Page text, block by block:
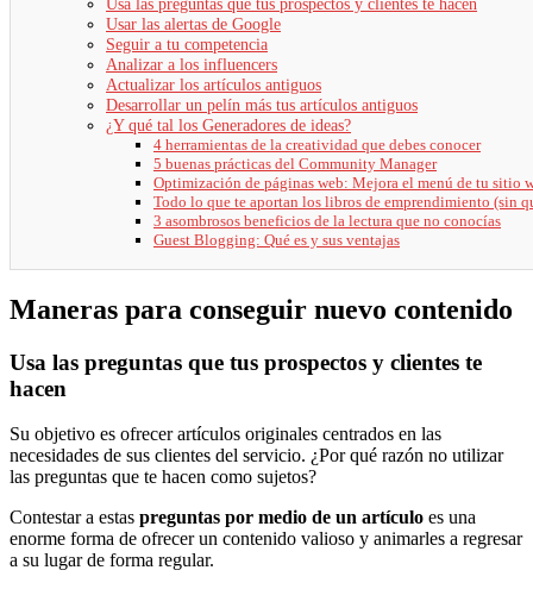
Usar las alertas de Google
Seguir a tu competencia
Analizar a los influencers
Actualizar los artículos antiguos
Desarrollar un pelín más tus artículos antiguos
¿Y qué tal los Generadores de ideas?
4 herramientas de la creatividad que debes conocer
5 buenas prácticas del Community Manager
Optimización de páginas web: Mejora el menú de tu sitio
Todo lo que te aportan los libros de emprendimiento (sin
3 asombrosos beneficios de la lectura que no conocías
Guest Blogging: Qué es y sus ventajas
Maneras para conseguir nuevo contenido
Usa las preguntas que tus prospectos y clientes te
hacen
Su objetivo es ofrecer artículos originales centrados en las
necesidades de sus clientes del servicio. ¿Por qué razón no utilizar
las preguntas que te hacen como sujetos?
Contestar a estas preguntas por medio de un artículo es una
enorme forma de ofrecer un contenido valioso y animarles a regresar
a su lugar de forma regular.